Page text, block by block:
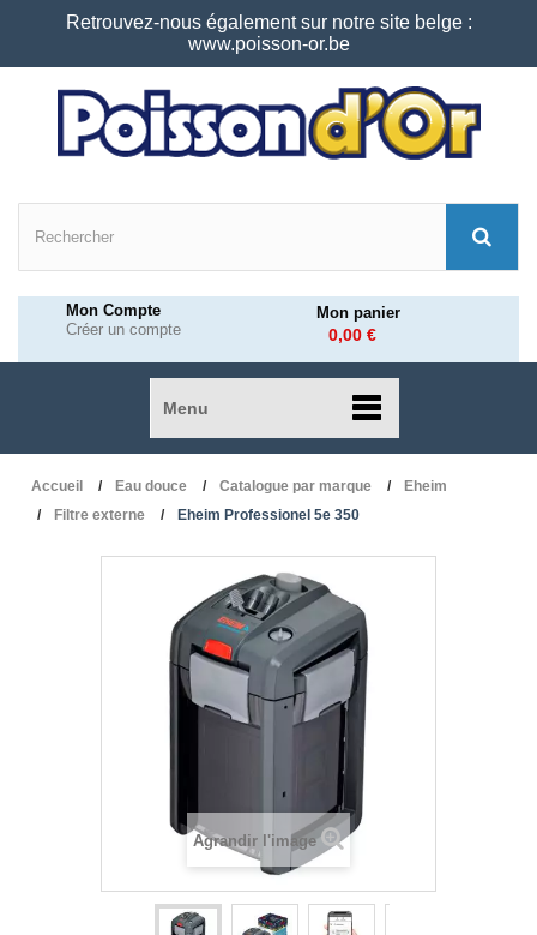
Retrouvez-nous également sur notre site belge :
www.poisson-or.be
Mon Compte
Créer un compte
Mon panier
0,00 €
Menu
Accueil Eau douce Catalogue par marque
Eheim
Filtre externe
Eheim Professionel 5e 350
Agrandir l'image